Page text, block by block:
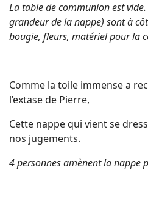
La table de communion est
grandeur de la nappe) sont à
bougie, fleurs, matériel pour la
Comme la toile immense a
l’extase de Pierre,
Cette nappe qui vient se
nos jugements.
4 personnes amènent la nappe